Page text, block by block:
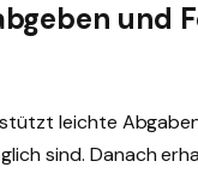
und
leichte
sind. Danach